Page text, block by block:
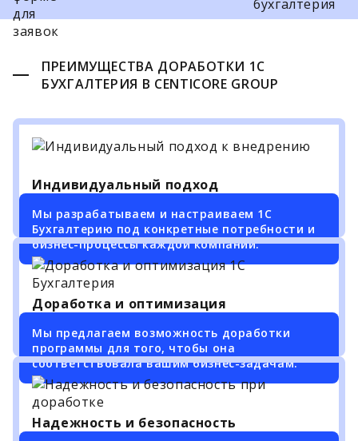
ПРЕИМУЩЕСТВА ДОРАБОТКИ 1С
БУХГАЛТЕРИЯ В CENTICORE GROUP
Индивидуальный подход
Мы разрабатываем и настраиваем 1С
Бухгалтерию под конкретные потребности и
бизнес-процессы каждой компании.
Доработка и оптимизация
Мы предлагаем возможность доработки
программы для того, чтобы она
соответствовала вашим бизнес-задачам.
Надежность и безопасность